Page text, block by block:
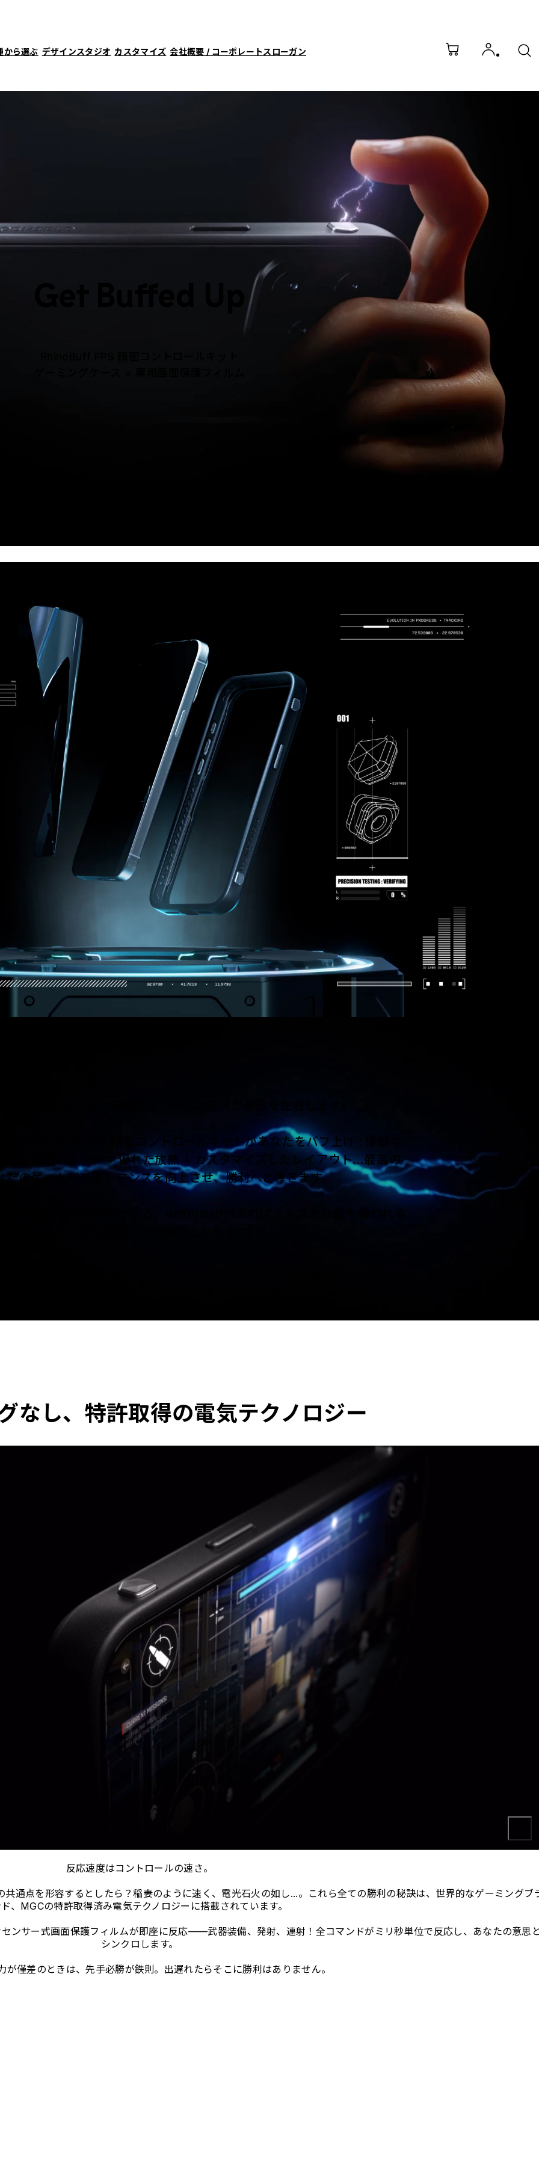
から選ぶ デザインスタジオ カスタマイズ 会社概要 / コーポレートスローガン
、RhinoBuff FPS 精密コントロールキットがあなたをバフ上げ : 俊敏な
作 + 軽いタッチ + 優れた放熱 + カスタマイズしたレイアウト…最高の
たのゲームパフォーマンスを向上させ、勝利へと導きます。
形勢逆転で危機を乗り切る。RhinoBuffがあれば、あなたは最も嫌われる
なし、特許取得の電気テクノロジー
反応速度はコントロールの速さ。
通点を形容するとしたら？稲妻のように速く、電光石火の如し...。これら全ての勝利の秘訣は、世界的なゲーミングブ
、MGCの特許取得済み電気テクノロジーに搭載されています。
ンサー式画面保護フィルムが即座に反応——武器装備、発射、連射！全コマンドがミリ秒単位で反応し、あなたの意思
シンクロします。
が僅差のときは、先手必勝が鉄則。出遅れたらそこに勝利はありません。